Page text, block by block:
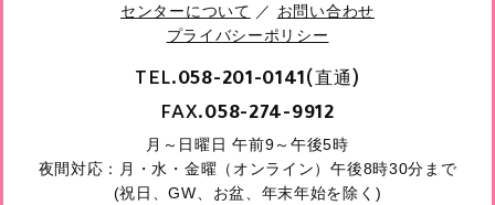
センターについて ／ お問い合わせ
プライバシーポリシー
TEL.058-201-0141(直通)
FAX.058-274-9912
月～日曜日 午前9～午後5時
夜間対応：月・水・金曜（オンライン）午後8時30分まで
(祝日、GW、お盆、年末年始を除く)